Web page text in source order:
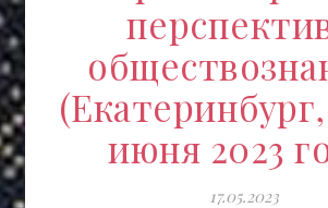
июня 2023
17.05.2023